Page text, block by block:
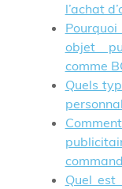
l’achat
objet
comme
Quels
Quel